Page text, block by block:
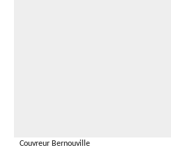
Couvreur Bernouville